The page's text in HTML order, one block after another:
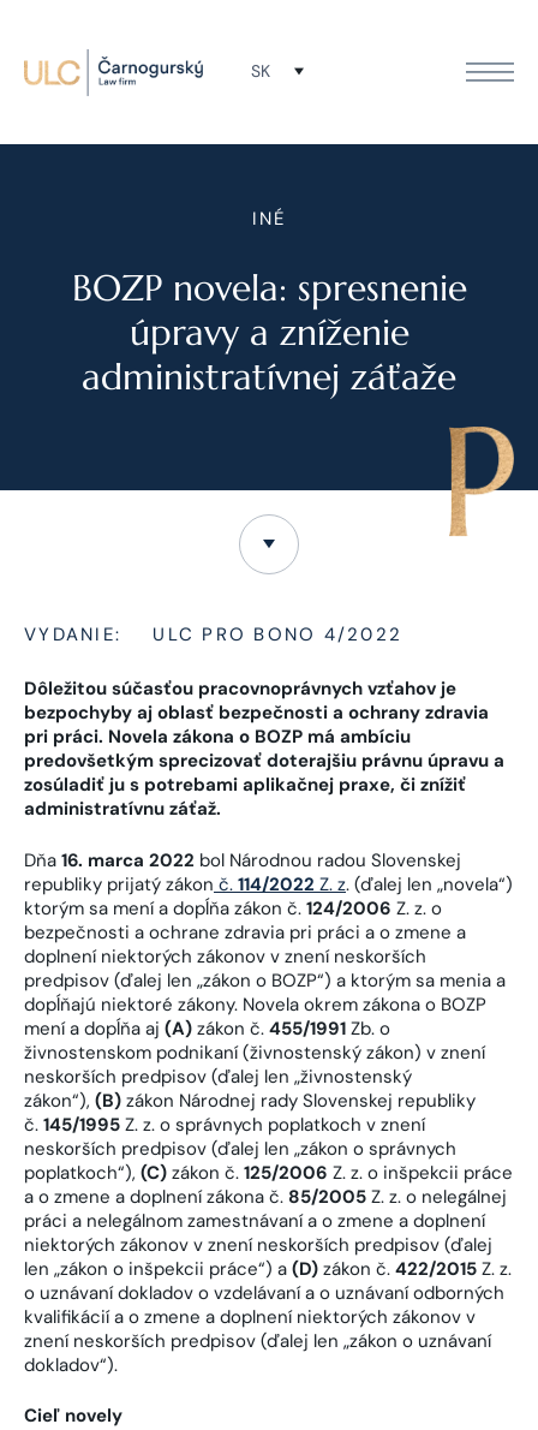
SK
INÉ
BOZP novela: spresnenie
úpravy a zníženie
administratívnej záťaže
VYDANIE: ULC PRO BONO 4/2022
Dôležitou súčasťou pracovnoprávnych vzťahov je
bezpochyby aj oblasť bezpečnosti a ochrany zdravia
pri práci. Novela zákona o BOZP má ambíciu
predovšetkým sprecizovať doterajšiu právnu úpravu a
zosúladiť ju s potrebami aplikačnej praxe, či znížiť
administratívnu záťaž.
Dňa 16. marca 2022 bol Národnou radou Slovenskej
republiky prijatý zákon č. 114/2022 Z. z. (ďalej len „novela“)
ktorým sa mení a dopĺňa zákon č. 124/2006 Z. z. o
bezpečnosti a ochrane zdravia pri práci a o zmene a
doplnení niektorých zákonov v znení neskorších
predpisov (ďalej len „zákon o BOZP“) a ktorým sa menia a
dopĺňajú niektoré zákony. Novela okrem zákona o BOZP
mení a dopĺňa aj (A) zákon č. 455/1991 Zb. o
živnostenskom podnikaní (živnostenský zákon) v znení
neskorších predpisov (ďalej len „živnostenský
zákon“), (B) zákon Národnej rady Slovenskej republiky
č. 145/1995 Z. z. o správnych poplatkoch v znení
neskorších predpisov (ďalej len „zákon o správnych
poplatkoch“), (C) zákon č. 125/2006 Z. z. o inšpekcii práce
a o zmene a doplnení zákona č. 85/2005 Z. z. o nelegálnej
práci a nelegálnom zamestnávaní a o zmene a doplnení
niektorých zákonov v znení neskorších predpisov (ďalej
len „zákon o inšpekcii práce“) a (D) zákon č. 422/2015 Z. z.
o uznávaní dokladov o vzdelávaní a o uznávaní odborných
kvalifikácií a o zmene a doplnení niektorých zákonov v
znení neskorších predpisov (ďalej len „zákon o uznávaní
dokladov“).
Cieľ novely